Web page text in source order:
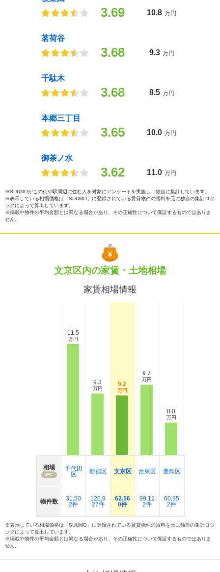
3.69 10.8 万円
茗荷谷
3.68 9.3 万円
千駄木
3.68 8.5 万円
本郷三丁目
3.65 10.0 万円
御茶ノ水
3.62 11.0 万円
※SUUMOがこの街や駅周辺に住む人を対象にアンケートを実施し、独自に集計しています。
※表示している相場価格は「SUUMO」に登録されている賃貸物件の賃料を元に独自の集計ロジ
ックによって算出しています。
※掲載中物件の平均金額とは異なる場合があり、その正確性について保証するものではありま
せん。
文京区内の家賃・土地相場
家賃相場情報
相場
PC
物件数
11.5
万円
千代田
区
31,50
2件
9.3
万円
新宿区
120,9
27件
9.2
万円
文京区
62,56
0件
9.7
万円
台東区
99,12
2件
8.0
万円
豊島区
60,95
2件
※表示している相場価格は「SUUMO」に登録されている賃貸物件の賃料を元に独自の集計ロジ
ックによって算出しています。
※掲載中物件の平均金額とは異なる場合があり、その正確性について保証するものではありま
せん。